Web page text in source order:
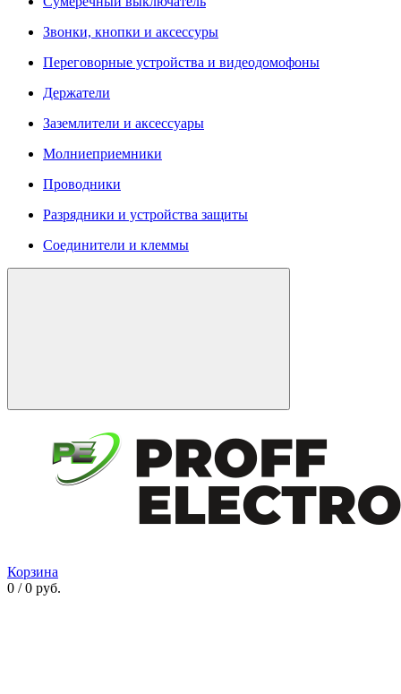
Звонки, кнопки и аксессуры
Переговорные устройства и видеодомофоны
Держатели
Заземлители и аксессуары
Молниеприемники
Проводники
Разрядники и устройства защиты
Соединители и клеммы
Корзина
0 / 0 руб.